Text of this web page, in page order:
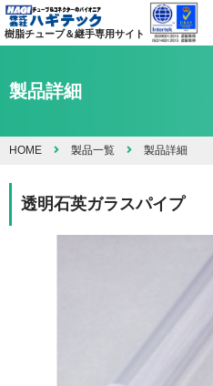
樹脂チューブ＆継手専用サイト
製品詳細
HOME 製品一覧 製品詳細
透明石英ガラスパイプ